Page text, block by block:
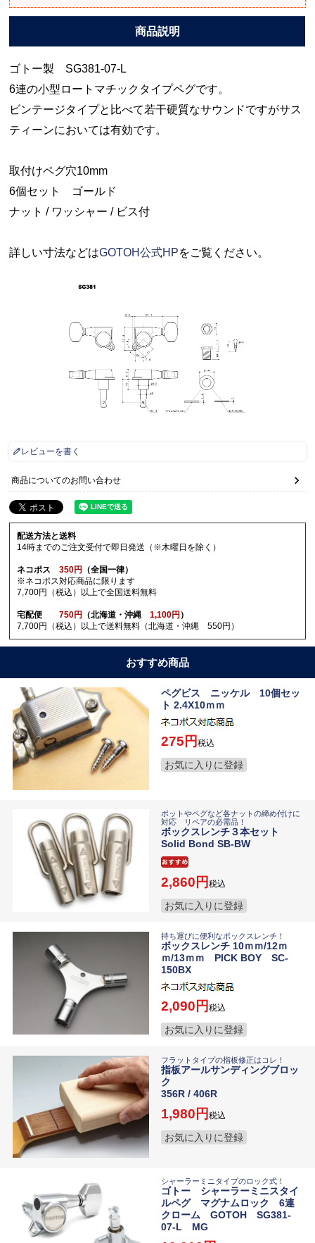
ゴトー製 SG381-07-L
6連の小型ロートマチックタイプペグです。
ビンテージタイプと比べて若干硬質なサウンドですがサス
ティーンにおいては有効です。
取付けペグ穴10mm
6個セット ゴールド
ナット / ワッシャー / ビス付
詳しい寸法などはGOTOH公式HPをご覧ください。
レビューを書く
商品についてのお問い合わせ
配送方法と送料
14時までのご注文受付で即日発送（※木曜日を除く）
ネコポス350円
（全国一律）
※ネコポス対応商品に限ります
7,700円（税込）以上で全国送料無料
宅配便750円 （北海道・沖縄1,100円 ）
7,700円（税込）以上で送料無料（北海道・沖縄 550円）
おすすめ商品
ペグビス ニッケル 10個セッ
ト 2.4X10ｍｍ
275 税込
お気に入りに登録
ポットやペグなど各ナットの締め付けに
対応 リペアの必需品！
ボックスレンチ３本セット
Solid Bond SB-BW
2,860 税込
お気に入りに登録
持ち運びに便利なボックスレンチ！
ボックスレンチ 10ｍｍ/12ｍ
ｍ/13ｍｍ PICK BOY SC-
150BX
2,090 税込
お気に入りに登録
フラットタイプの指板修正はコレ！
指板アールサンディングブロッ
ク
356R / 406R
1,980 税込
お気に入りに登録
シャーラーミニタイプのロック式！
ゴトー シャーラーミニスタイ
ルペグ マグナムロック 6連
クローム GOTOH SG381-
07-L MG